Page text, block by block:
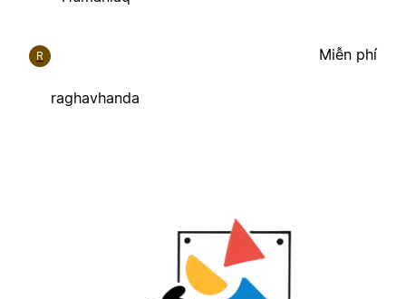
R
raghavhanda
Miễn phí